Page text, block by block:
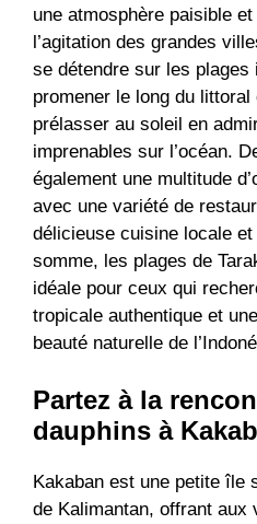
une atmosphère paisible
l’agitation des grandes
se détendre sur les plages
promener le long du
prélasser au soleil en
imprenables sur l’océan.
également une multitude
avec une variété de
délicieuse cuisine locale
somme, les plages de
idéale pour ceux qui
tropicale authentique et
beauté naturelle de
Partez à la
dauphins à
Kakaban est une petite île
de Kalimantan, offrant aux